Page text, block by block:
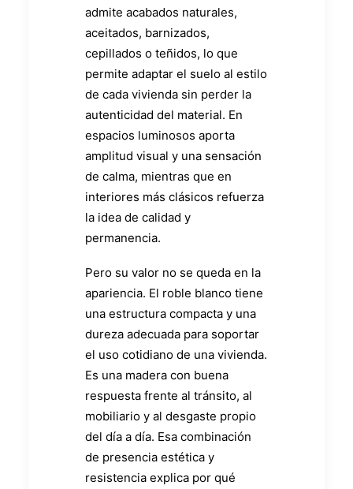
admite acabados naturales,
aceitados, barnizados,
cepillados o teñidos, lo que
permite adaptar el suelo al estilo
de cada vivienda sin perder la
autenticidad del material. En
espacios luminosos aporta
amplitud visual y una sensación
de calma, mientras que en
interiores más clásicos refuerza
la idea de calidad y
permanencia.
Pero su valor no se queda en la
apariencia. El roble blanco tiene
una estructura compacta y una
dureza adecuada para soportar
el uso cotidiano de una vivienda.
Es una madera con buena
respuesta frente al tránsito, al
mobiliario y al desgaste propio
del día a día. Esa combinación
de presencia estética y
resistencia explica por qué